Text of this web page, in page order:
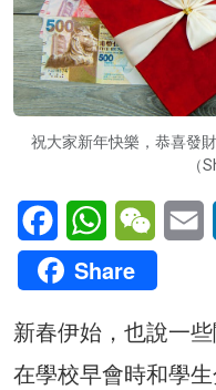
祝大家新年快樂，恭喜發
（
FacebookWhatsAppWeChat
Share
新春伊始，也說一
在學校早會時和學